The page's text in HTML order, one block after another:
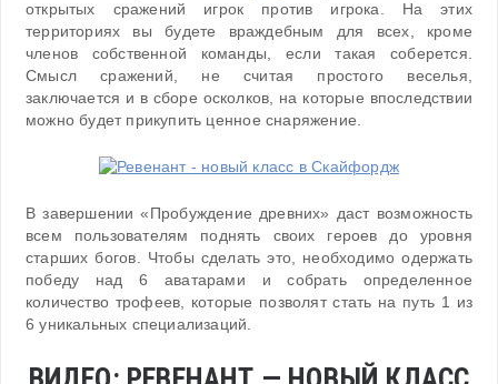
открытых сражений игрок против игрока. На этих
территориях вы будете враждебным для всех, кроме
членов собственной команды, если такая соберется.
Смысл сражений, не считая простого веселья,
заключается и в сборе осколков, на которые впоследствии
можно будет прикупить ценное снаряжение.
В завершении «Пробуждение древних» даст возможность
всем пользователям поднять своих героев до уровня
старших богов. Чтобы сделать это, необходимо одержать
победу над 6 аватарами и собрать определенное
количество трофеев, которые позволят стать на путь 1 из
6 уникальных специализаций.